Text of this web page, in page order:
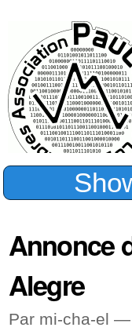
Chercher
Annonce
Alegre
Par mi-cha-el —